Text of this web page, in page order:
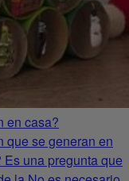
en casa?
que se generan en
una pregunta que